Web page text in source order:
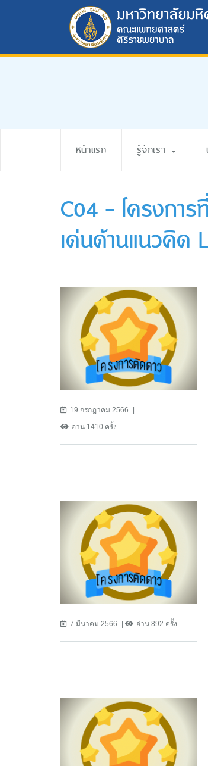
หน้าแรก รู้จักเรา
C04 - โครงการ
เด่นด้านแนวคิด
19 กรกฎาคม 2566
อ่าน 1410 ครั้ง
7 มีนาคม 2566 อ่าน 892 ครั้ง